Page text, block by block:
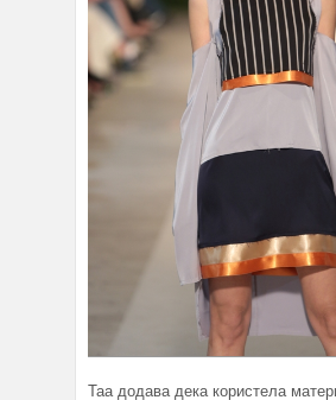
Таа додава дека користела